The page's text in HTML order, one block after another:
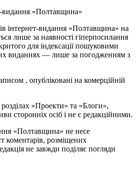
видання «Полтавщина»
інтернет-видання «Полтавщина» на
лише за наявності гіперпосилання
для індексації пошуковими
виданнях — лише за погодженням з
, опубліковані на комерційній
«Проекти» та «Блоги»,
сторонніх осіб і не є редакційними.
«Полтавщина» не несе
коментарів, розміщених
не завжди поділяє погляди